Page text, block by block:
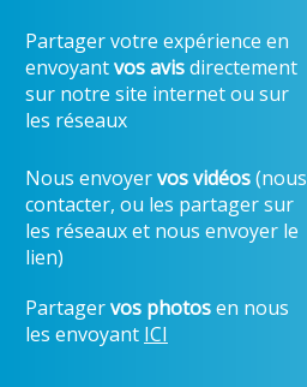
Partager votre expérience en
envoyantvos avisdirectement
sur notre site internet ou sur
les réseaux
Nous envoyervos vidéos(nous
contacter, ou les partager sur
les réseaux et nous envoyer le
lien)
Partagervos photosen nous
les envoyant ICI